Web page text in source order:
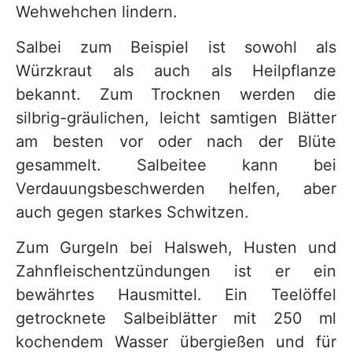
Wehwehchen lindern.
Salbei zum Beispiel ist sowohl als
Würzkraut als auch als Heilpflanze
bekannt. Zum Trocknen werden die
silbrig-gräulichen, leicht samtigen Blätter
am besten vor oder nach der Blüte
gesammelt. Salbeitee kann bei
Verdauungsbeschwerden helfen, aber
auch gegen starkes Schwitzen.
Zum Gurgeln bei Halsweh, Husten und
Zahnfleischentzündungen ist er ein
bewährtes Hausmittel. Ein Teelöffel
getrocknete Salbeiblätter mit 250 ml
kochendem Wasser übergießen und für